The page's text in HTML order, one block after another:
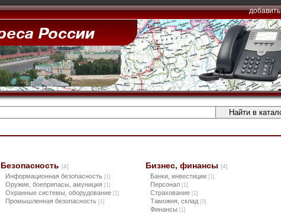
добавить
Безопасность [4]
Информационная безопасность [1]
Оружие, боеприпасы, амуниция [1]
Охранные системы, оборудование [1]
Промышленная безопасность [1]
Бизнес, финансы [4]
Банки, инвестиции [1]
Персонал [1]
Страхование [1]
Таможня, склад [0]
Финансы [1]